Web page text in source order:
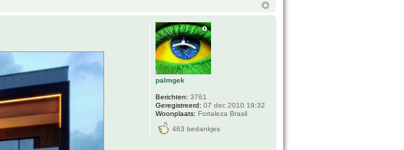
palmgek
Berichten: 3761
Geregistreerd: 07 dec 2010 19:32
Woonplaats: Fortaleza Brasil
463 bedankjes